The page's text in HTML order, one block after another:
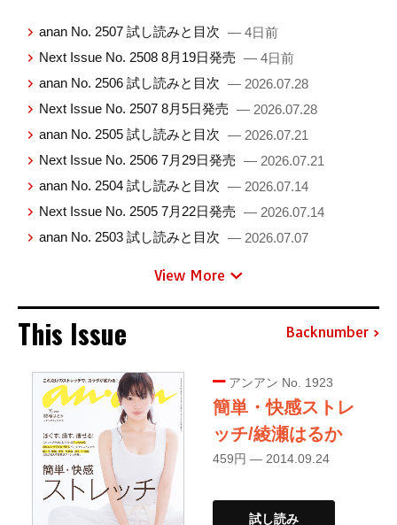
anan No. 2507 試し読みと目次 — 4日前
Next Issue No. 2508 8月19日発売 — 4日前
anan No. 2506 試し読みと目次 — 2026.07.28
Next Issue No. 2507 8月5日発売 — 2026.07.28
anan No. 2505 試し読みと目次 — 2026.07.21
Next Issue No. 2506 7月29日発売 — 2026.07.21
anan No. 2504 試し読みと目次 — 2026.07.14
Next Issue No. 2505 7月22日発売 — 2026.07.14
anan No. 2503 試し読みと目次 — 2026.07.07
View More
This Issue Backnumber
アンアン No. 1923
簡単・快感ストレ
ッチ/綾瀬はるか
459円 — 2014.09.24
試し読み